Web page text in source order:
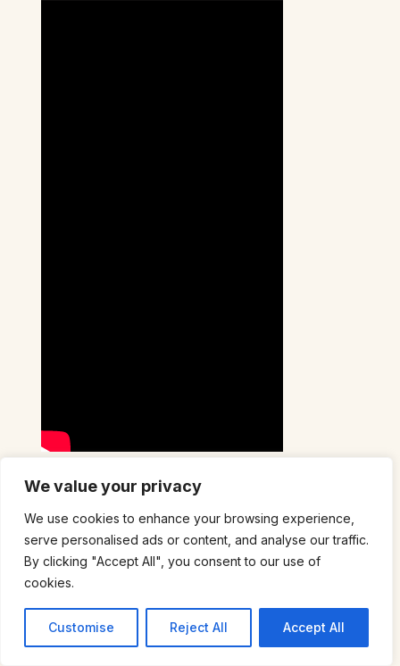
We value your privacy
We use cookies to enhance your browsing experience,
serve personalised ads or content, and analyse our traffic.
By clicking "Accept All", you consent to our use of
cookies.
Customise Reject All Accept All
Finitions, entretien
bois et bonnes
pratiques après un
décapage naturel
Un décapage réussi n’est que la
première étape. La finition